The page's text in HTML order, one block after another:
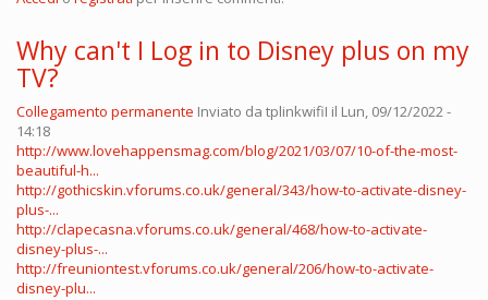
Why can't I Log in to Disney plus on my
TV?
Collegamento permanente Inviato da tplinkwifiI il Lun, 09/12/2022 -
14:18
http://www.lovehappensmag.com/blog/2021/03/07/10-of-the-most-
beautiful-h...
http://gothicskin.vforums.co.uk/general/343/how-to-activate-disney-
plus-...
http://clapecasna.vforums.co.uk/general/468/how-to-activate-
disney-plus-...
http://freuniontest.vforums.co.uk/general/206/how-to-activate-
disney-plu...